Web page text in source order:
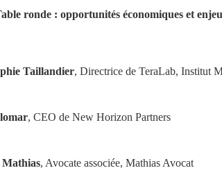
ronde : opportunités économiques et
Taillandier, Directrice de TeraLab, Institut
, CEO de New Horizon Partners
Mathias, Avocate associée, Mathias Avocat